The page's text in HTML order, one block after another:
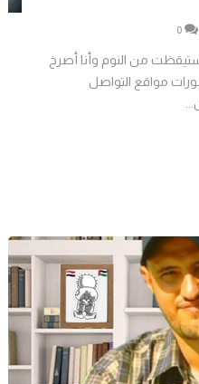
0
من النوم وأنا أصرخ
مواقع التواصل